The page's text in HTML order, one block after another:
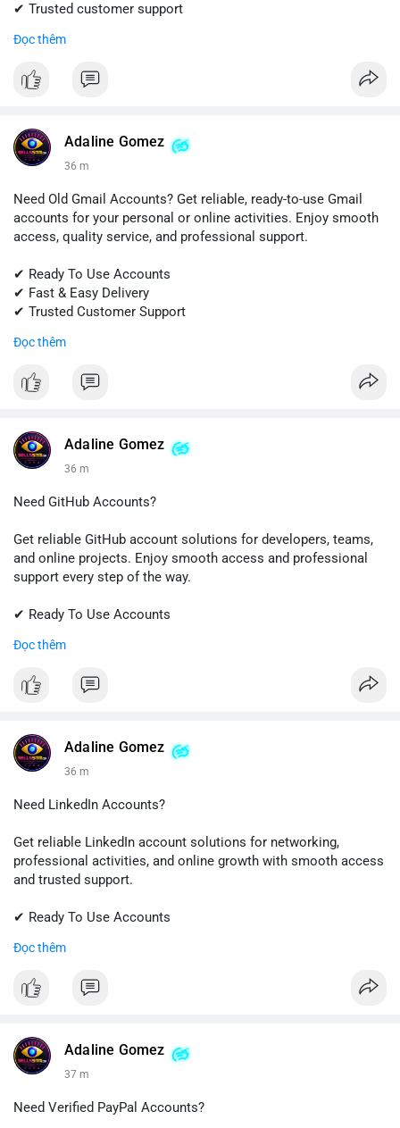
✔ Trusted customer support
📱 WhatsApp: +1 (681) 549-2683
Đọc thêm
Adaline Gomez
36 m
Need Old Gmail Accounts? Get reliable, ready-to-use Gmail
accounts for your personal or online activities. Enjoy smooth
access, quality service, and professional support.
✔ Ready To Use Accounts
✔ Fast & Easy Delivery
✔ Trusted Customer Support
📱 WhatsApp: +1 (681) 549-2683
Đọc thêm
Adaline Gomez
36 m
Need GitHub Accounts?
Get reliable GitHub account solutions for developers, teams,
and online projects. Enjoy smooth access and professional
support every step of the way.
✔ Ready To Use Accounts
✔ Trusted Customer Support
Contact us now to get started!
💬 Telegram: @SellsSMM
#sellssmm
Đọc thêm
Adaline Gomez
36 m
Need LinkedIn Accounts?
Get reliable LinkedIn account solutions for networking,
professional activities, and online growth with smooth access
and trusted support.
✔ Ready To Use Accounts
✔ Professional Customer Support
📱 WhatsApp: +1 (681) 549-2683
#linkedin #linkedinaccount #professionalnetwork
#digitalsolutions
#sellssmm
Đọc thêm
Adaline Gomez
37 m
Need Verified PayPal Accounts?